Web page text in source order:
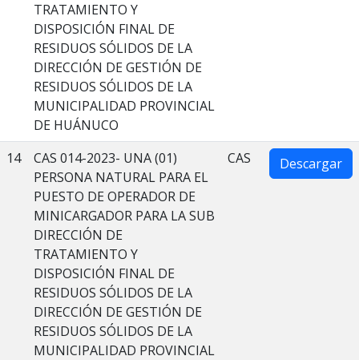
TRATAMIENTO Y
DISPOSICIÓN FINAL DE
RESIDUOS SÓLIDOS DE LA
DIRECCIÓN DE GESTIÓN DE
RESIDUOS SÓLIDOS DE LA
MUNICIPALIDAD PROVINCIAL
DE HUÁNUCO
14
CAS 014-2023- UNA (01)
PERSONA NATURAL PARA EL
PUESTO DE OPERADOR DE
MINICARGADOR PARA LA SUB
DIRECCIÓN DE
TRATAMIENTO Y
DISPOSICIÓN FINAL DE
RESIDUOS SÓLIDOS DE LA
DIRECCIÓN DE GESTIÓN DE
RESIDUOS SÓLIDOS DE LA
MUNICIPALIDAD PROVINCIAL
CAS Descargar